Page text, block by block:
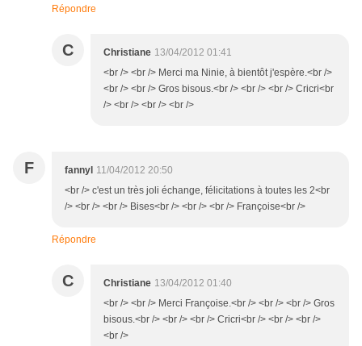
Répondre
C Christiane 13/04/2012 01:41
<br /> <br /> Merci ma Ninie, à bientôt j'espère.<br />
<br /> <br /> Gros bisous.<br /> <br /> <br /> Cricri<br
/> <br /> <br /> <br />
F fannyl 11/04/2012 20:50
<br /> c'est un très joli échange, félicitations à toutes les 2<br
/> <br /> <br /> Bises<br /> <br /> <br /> Françoise<br />
Répondre
C Christiane 13/04/2012 01:40
<br /> <br /> Merci Françoise.<br /> <br /> <br /> Gros
bisous.<br /> <br /> <br /> Cricri<br /> <br /> <br />
<br />